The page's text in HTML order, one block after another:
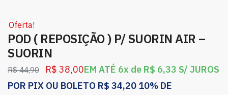
Oferta!
POD ( REPOSIÇÃO ) P/ SUORIN AIR –
SUORIN
R$44,90 R$ 38,00EM ATÉ 6x de R$ 6,33 S/ JUROS
POR PIX OU BOLETO R$ 34,20 10% DE